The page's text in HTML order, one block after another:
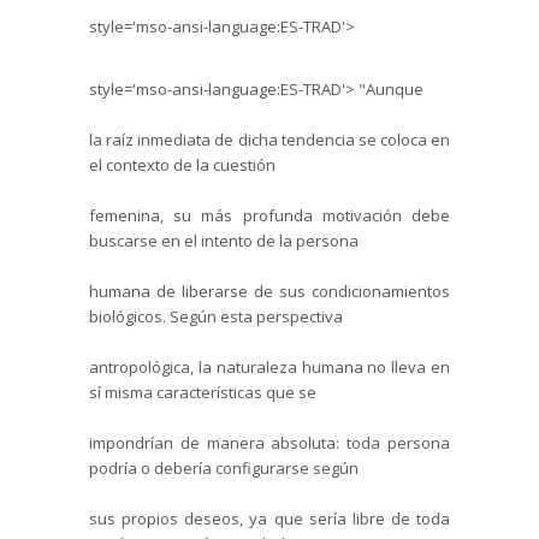
style='mso-ansi-language:ES-TRAD'>
style='mso-ansi-language:ES-TRAD'> "Aunque
la raíz inmediata de dicha tendencia se coloca en
el contexto de la cuestión
femenina, su más profunda motivación debe
buscarse en el intento de la persona
humana de liberarse de sus condicionamientos
biológicos. Según esta perspectiva
antropológica, la naturaleza humana no lleva en
sí misma características que se
impondrían de manera absoluta: toda persona
podría o debería configurarse según
sus propios deseos, ya que sería libre de toda